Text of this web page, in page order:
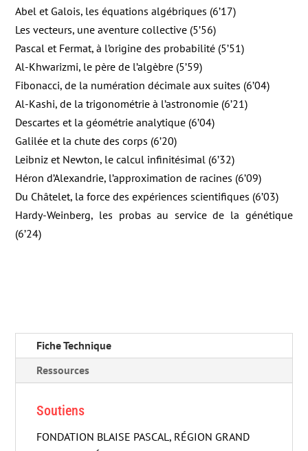
Abel et Galois, les équations algébriques (6’17)
Les vecteurs, une aventure collective (5’56)
Pascal et Fermat, à l’origine des probabilité (5’51)
Al-Khwarizmi, le père de l’algèbre (5’59)
Fibonacci, de la numération décimale aux suites (6’04)
Al-Kashi, de la trigonométrie à l’astronomie (6’21)
Descartes et la géométrie analytique (6’04)
Galilée et la chute des corps (6’20)
Leibniz et Newton, le calcul infinitésimal (6’32)
Héron d’Alexandrie, l’approximation de racines (6’09)
Du Châtelet, la force des expériences scientifiques (6’03)
Hardy-Weinberg, les probas au service de la génétique
(6’24)
Fiche Technique
Ressources
Soutiens
FONDATION BLAISE PASCAL, RÉGION GRAND